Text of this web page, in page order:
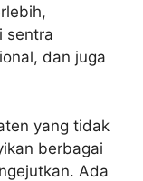
sentra
dan juga
yang tidak
berbagai
Ada